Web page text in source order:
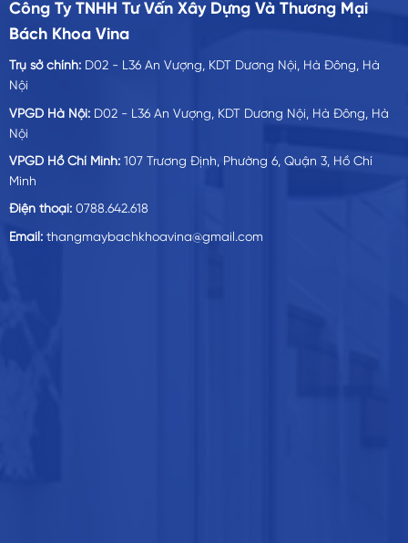
Công Ty TNHH Tư Vấn Xây Dựng Và Thương Mại
Bách Khoa Vina
Trụ sở chính: D02 - L36 An Vượng, KDT Dương Nội, Hà Đông, Hà
Nội
VPGD Hà Nội: D02 - L36 An Vượng, KDT Dương Nội, Hà Đông, Hà
Nội
VPGD Hồ Chí Minh:107 Trương Định, Phường 6, Quận 3, Hồ Chí
Minh
Điện thoại:0788.642.618
Email:thangmaybachkhoavina@gmail.com